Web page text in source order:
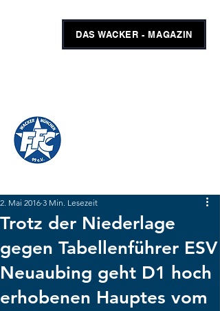
DAS WACKER - MAGAZIN
Trotz der Niederlage
gegen Tabellenführer ESV
Neuaubing geht D1 hoch
erhobenen Hauptes vom
2. Mai 2016 3 Min. Lesezeit